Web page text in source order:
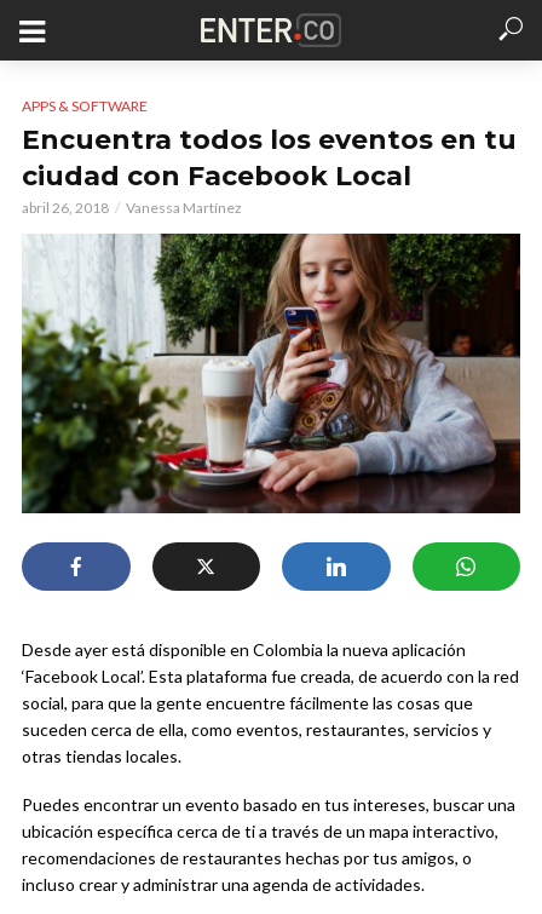
APPS & SOFTWARE
Encuentra todos los eventos en tu
ciudad con Facebook Local
abril 26, 2018 Vanessa Martínez
Desde ayer está disponible en Colombia la nueva aplicación
‘Facebook Local’. Esta plataforma fue creada, de acuerdo con la red
social, para que la gente encuentre fácilmente las cosas que
suceden cerca de ella, como eventos, restaurantes, servicios y
otras tiendas locales.
Puedes encontrar un evento basado en tus intereses, buscar una
ubicación específica cerca de ti a través de un mapa interactivo,
recomendaciones de restaurantes hechas por tus amigos, o
incluso crear y administrar una agenda de actividades.